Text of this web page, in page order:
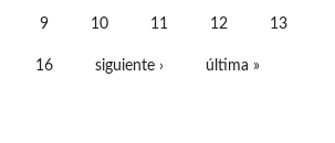
9 10 11 12 13
16 siguiente › última »